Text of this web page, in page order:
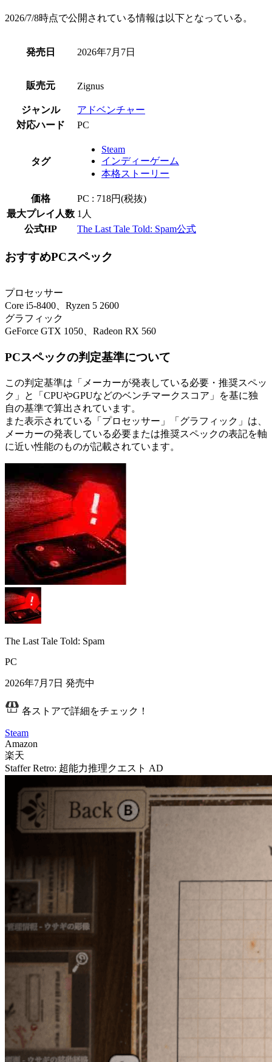
2026/7/8時点で公開されている情報は以下となっている。
発売日 2026年7月7日
販売元 Zignus
ジャンル
アドベンチャー
対応ハード
PC
タグ
Steam
インディーゲーム
本格ストーリー
価格
PC : 718円(税抜)
最大プレイ人数 1人
公式HP
The Last Tale Told: Spam公式
おすすめPCスペック
プロセッサー
Core i5-8400、Ryzen 5 2600
グラフィック
GeForce GTX 1050、Radeon RX 560
PCスペックの判定基準について
この判定基準は「メーカーが発表している必要・推奨スペッ
ク」と「CPUやGPUなどのベンチマークスコア」を基に独
自の基準で算出されています。
また表示されている「プロセッサー」「グラフィック」は、
メーカーの発表している必要または推奨スペックの表記を軸
に近い性能のものが記載されています。
The Last Tale Told: Spam
PC
2026年7月7日 発売中
各ストアで詳細をチェック！
Steam
Amazon
楽天
Staffer Retro: 超能力推理クエスト AD